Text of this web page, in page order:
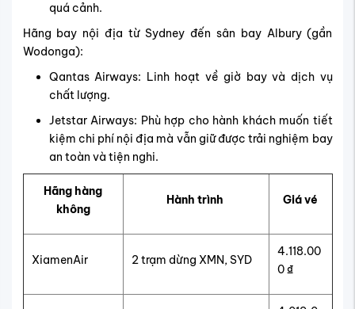
quá cảnh.
Hãng bay nội địa từ Sydney đến sân bay Albury (gần
Wodonga):
Qantas Airways: Linh hoạt về giờ bay và dịch vụ
chất lượng.
Jetstar Airways: Phù hợp cho hành khách muốn tiết
kiệm chi phí nội địa mà vẫn giữ được trải nghiệm bay
an toàn và tiện nghi.
Hãng hàng
không
Hành trình Giá vé
XiamenAir 2 trạm dừng XMN, SYD
4.118.00
0 ₫